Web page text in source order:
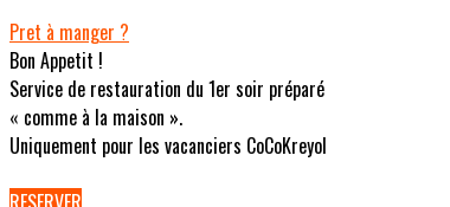
Pret à manger ?
Bon Appetit !
Service de restauration du 1er soir préparé
« comme à la maison ».
Uniquement pour les vacanciers CoCoKreyol